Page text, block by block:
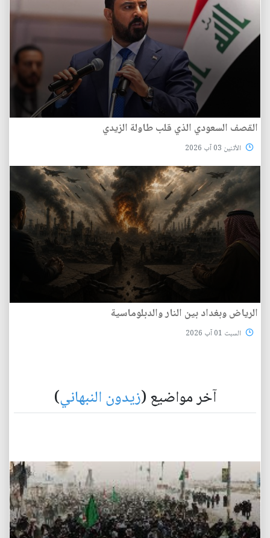
القصف السعودي الذي قلب طاولة الزيدي
الأثنين 03 آب 2026
الرياض وبغداد بين النار والدبلوماسية
السبت 01 آب 2026
آخر مواضيع (زيدون النبهاني)